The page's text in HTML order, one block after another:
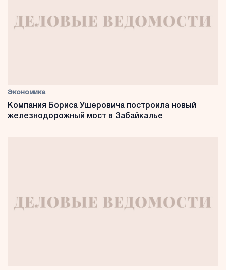
Экономика
Компания Бориса Ушеровича построила новый
железнодорожный мост в Забайкалье